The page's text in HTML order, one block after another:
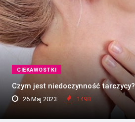
CIEKAWOSTKI
Czym jest niedoczynność tarczycy?
26 Maj 2023 1498